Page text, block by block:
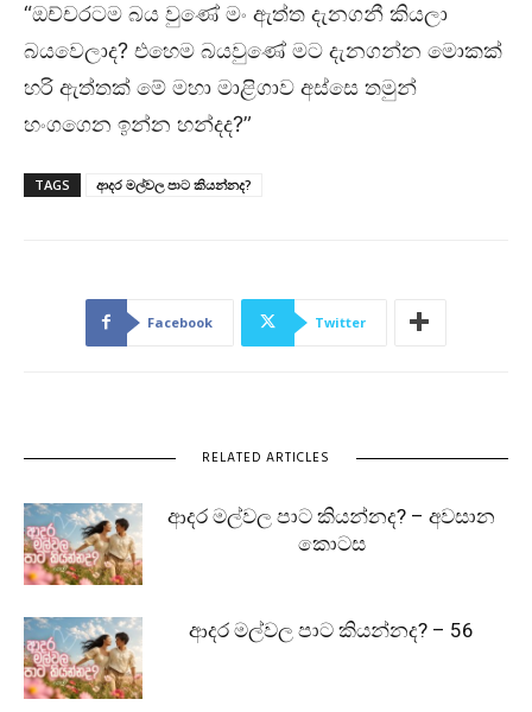
“ඔච්චරටම බය වුණේ මං ඇත්ත දැනගනී කියලා
බයවෙලාද? එහෙම බයවුණේ මට දැනගන්න මොකක්
හරි ඇත්තක් මේ මහා මාළිගාව අස්සෙ තමුන්
හංගගෙන ඉන්න හන්දද?”
TAGS ආදර මල්වල පාට කියන්නද?
Facebook Twitter
RELATED ARTICLES
ආදර මල්වල පාට කියන්නද? – අවසාන
කොටස
ආදර මල්වල පාට කියන්නද? – 56